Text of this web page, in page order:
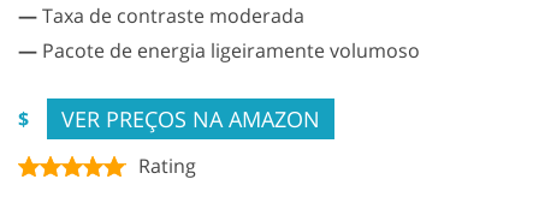
—Taxa de contraste moderada
— Pacote de energia ligeiramente volumoso
$ VER PREÇOS NA AMAZON
Rating